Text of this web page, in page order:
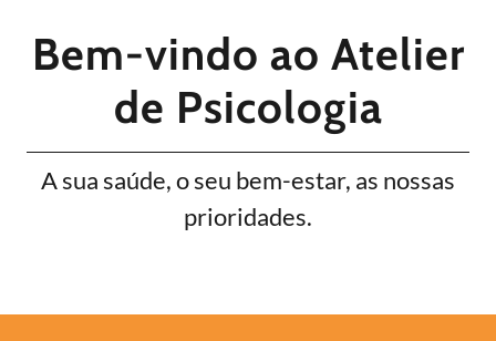
Bem-vindo ao Atelier
de Psicologia
A sua saúde, o seu bem-estar, as nossas
prioridades.